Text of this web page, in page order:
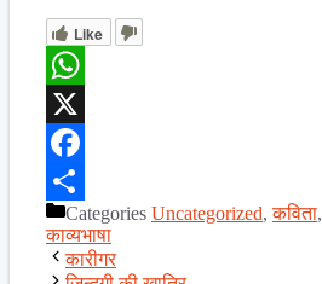
Like
WhatsApp
X
Facebook
ShareCategories Uncategorized,कविता,
काव्यभाषा
कारीगर